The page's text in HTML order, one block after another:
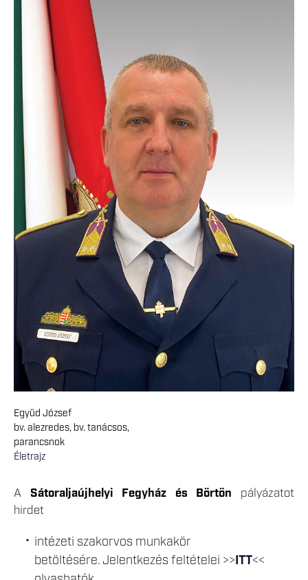
Együd József
bv. alezredes, bv. tanácsos,
parancsnok
Életrajz
A Sátoraljaújhelyi Fegyház és Börtön pályázatot
hirdet
intézeti szakorvos munkakör
betöltésére. Jelentkezés feltételei >>ITT<<